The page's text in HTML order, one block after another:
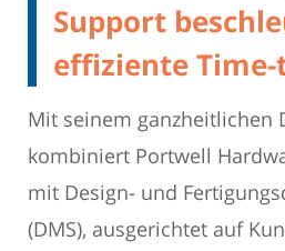
Support
effiziente
Mit seinem ganzheitlichen
kombiniert Portwell
mit Design- und
(DMS), ausgerichtet auf